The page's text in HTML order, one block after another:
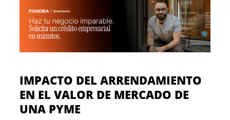
IMPACTO DEL ARRENDAMIENTO
EN EL VALOR DE MERCADO DE
UNA PYME